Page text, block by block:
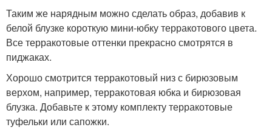
Таким же нарядным можно сделать образ, добавив к
белой блузке короткую мини-юбку терракотового цвета.
Все терракотовые оттенки прекрасно смотрятся в
пиджаках.
Хорошо смотрится терракотовый низ с бирюзовым
верхом, например, терракотовая юбка и бирюзовая
блузка. Добавьте к этому комплекту терракотовые
туфельки или сапожки.